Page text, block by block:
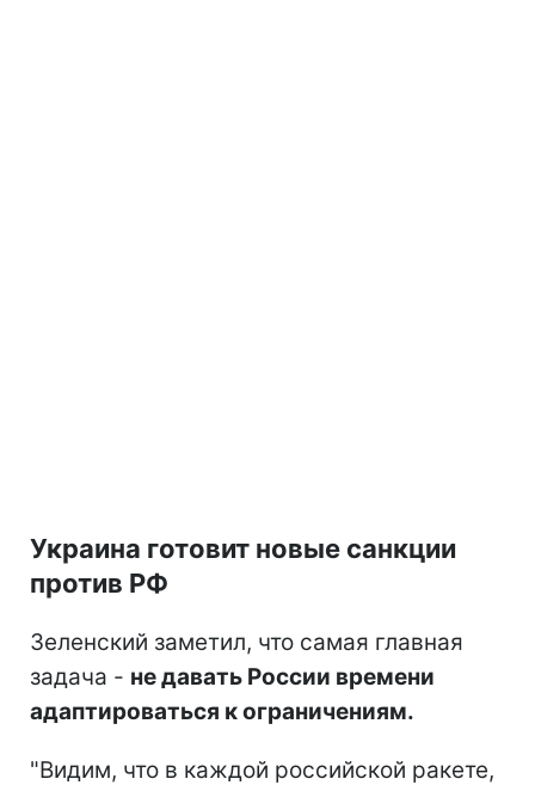
Украина готовит новые санкции
против РФ
Зеленский заметил, что самая главная
задача - не давать России времени
адаптироваться к ограничениям.
"Видим, что в каждой российской ракете,